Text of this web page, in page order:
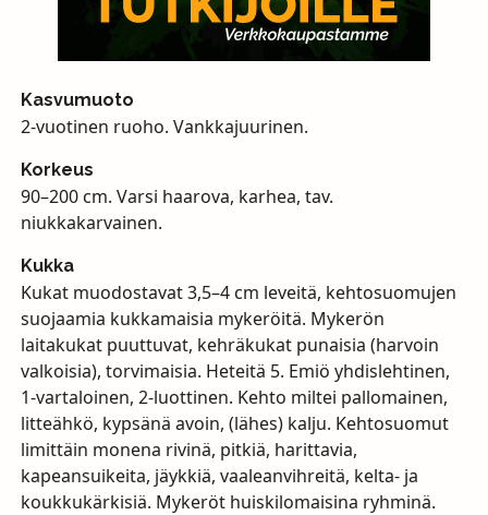
Kasvumuoto
2-vuotinen ruoho. Vankkajuurinen.
Korkeus
90–200 cm. Varsi haarova, karhea, tav.
niukkakarvainen.
Kukka
Kukat muodostavat 3,5–4 cm leveitä, kehtosuomujen
suojaamia kukkamaisia mykeröitä. Mykerön
laitakukat puuttuvat, kehräkukat punaisia (harvoin
valkoisia), torvimaisia. Heteitä 5. Emiö yhdislehtinen,
1-vartaloinen, 2-luottinen. Kehto miltei pallomainen,
litteähkö, kypsänä avoin, (lähes) kalju. Kehtosuomut
limittäin monena rivinä, pitkiä, harittavia,
kapeansuikeita, jäykkiä, vaaleanvihreitä, kelta- ja
koukkukärkisiä. Mykeröt huiskilomaisina ryhminä.